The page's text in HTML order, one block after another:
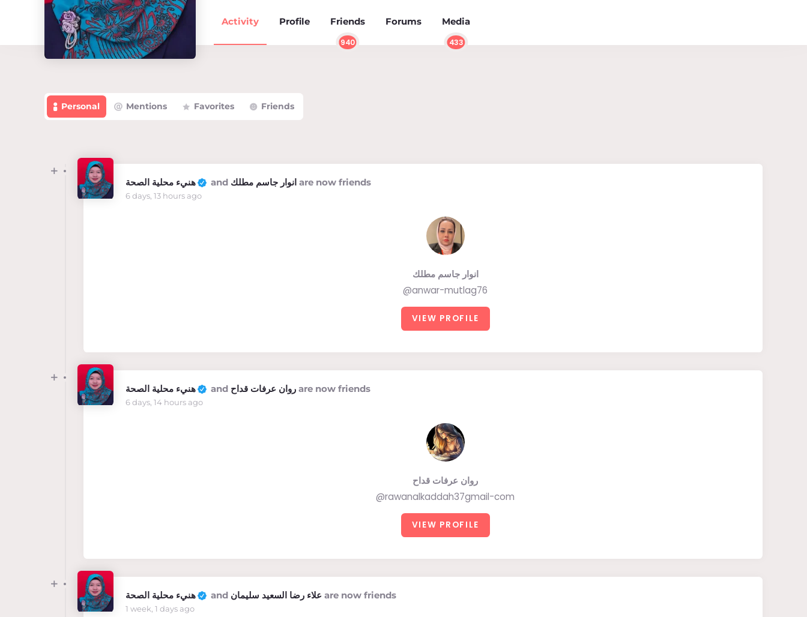
Activity Profile Friends
940
Forums Media
433
Personal Mentions Favorites Friends
هنيء محلية الصحة and انوار جاسم مطلك are now friends
6 days, 13 hours ago
انوار جاسم مطلك
@anwar-mutlag76
VIEW PROFILE
هنيء محلية الصحة and روان عرفات قداحare now friends
6 days, 14 hours ago
روان عرفات قداح
@rawanalkaddah37gmail-com
VIEW PROFILE
هنيء محلية الصحة and علاء رضا السعيد سليمان are now friends
1 week, 1 days ago